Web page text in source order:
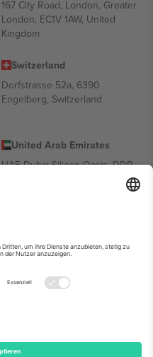
167 City Road, London, Greater
London, EC1V 1AW, United
Kingdom
Switzerland
Dorfstrasse 52a, 6390
Engelberg, Switzerland
United Arab Emirates
UAE Dubai Silicon Oasis, DDP
Building A1, Office 302, Dubai,
kann je nach
Veranstaltungsseite, im